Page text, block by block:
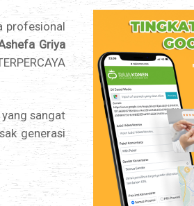
profesional
Griya
sangat
generasi